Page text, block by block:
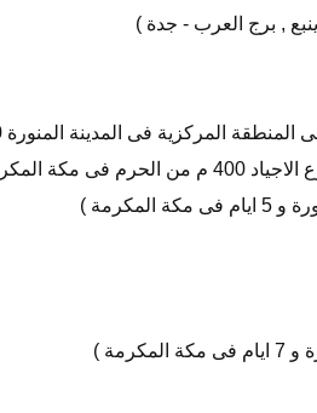
, برج العرب - جدة )
المركزية فى المدينة المنورة 150 م
فى مكة المكرمة